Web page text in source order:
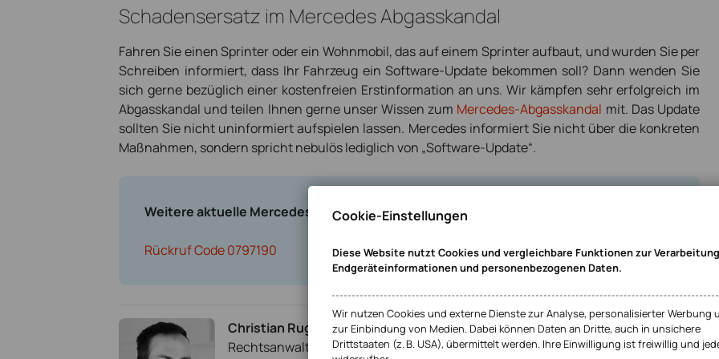
Schadensersatz im Mercedes Abgasskandal
Fahren Sie einen Sprinter oder ein Wohnmobil, das auf einem Sprinter aufbaut, und wurden Sie per
Schreiben informiert, dass Ihr Fahrzeug ein Software-Update bekommen soll? Dann wenden Sie
sich gerne bezüglich einer kostenfreien Erstinformation an uns. Wir kämpfen sehr erfolgreich im
Abgasskandal und teilen Ihnen gerne unser Wissen zum Mercedes-Abgasskandal mit. Das Update
sollten Sie nicht uninformiert aufspielen lassen. Mercedes informiert Sie nicht über die konkreten
Maßnahmen, sondern spricht nebulös lediglich von „Software-Update“.
Weitere aktuelle Mercedes Rückrufe im Abgasskandal
Rückruf Code 0797190
Christian Rugen
Rechtsanwalt Christian Rugen ist Partner von HAHN Rechtsanwälte. Der
Cookie-Einstellungen
Diese Website nutzt Cookies und vergleichbare Funktionen zur
Endgeräteinformationen und personenbezogenen Daten.
Wir nutzen Cookies und externe Dienste zur Analyse, personalisierter Werbung
zur Einbindung von Medien. Dabei können Daten an Dritte, auch in unsichere
Drittstaaten (z. B. USA), übermittelt werden. Ihre Einwilligung ist freiwillig und